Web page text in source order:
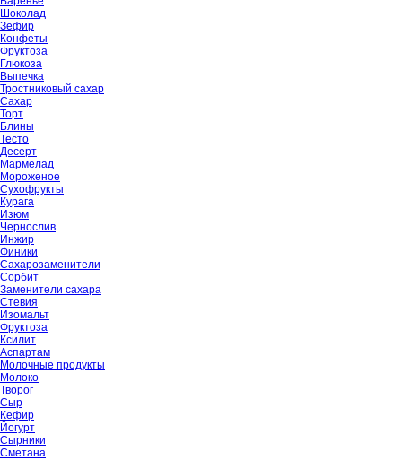
Шоколад
Зефир
Конфеты
Фруктоза
Глюкоза
Выпечка
Тростниковый сахар
Сахар
Торт
Блины
Тесто
Десерт
Мармелад
Мороженое
Сухофрукты
Курага
Изюм
Чернослив
Инжир
Финики
Сахарозаменители
Сорбит
Заменители сахара
Стевия
Изомальт
Фруктоза
Ксилит
Аспартам
Молочные продукты
Молоко
Творог
Сыр
Кефир
Йогурт
Сырники
Сметана